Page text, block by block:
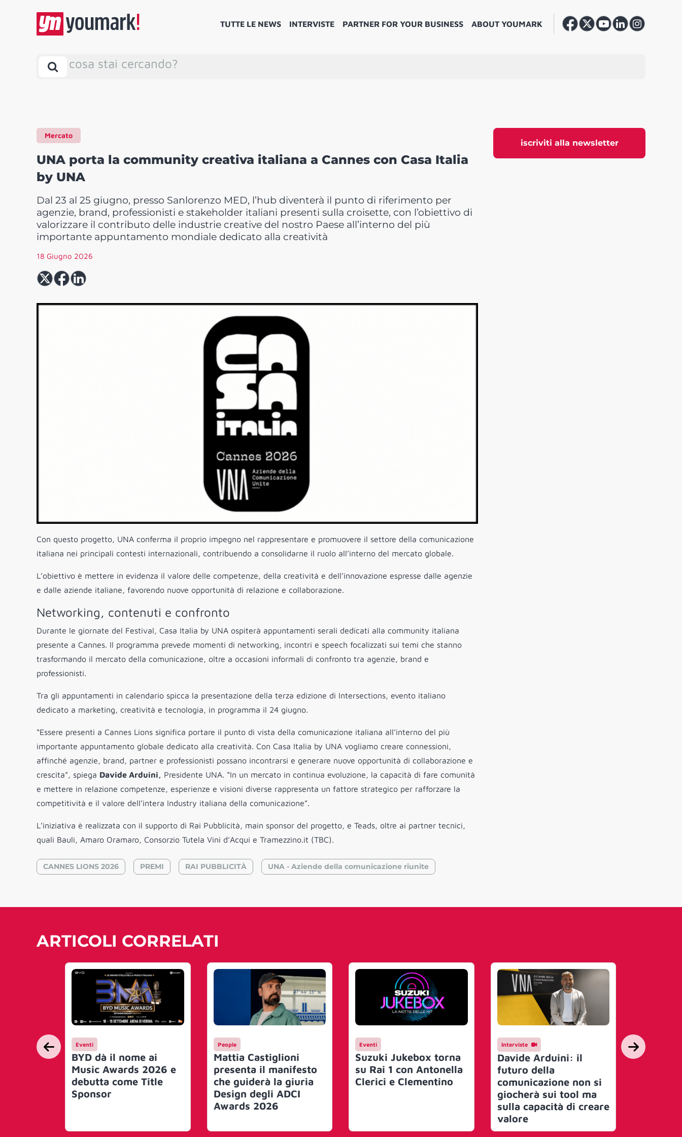
TUTTE LE NEWS INTERVISTE PARTNER FOR YOUR BUSINESS ABOUT YOUMARK
cosa stai cercando?
iscriviti alla newsletter
Mercato
UNA porta la community creativa italiana a Cannes con Casa Italia
by UNA
Dal 23 al 25 giugno, presso Sanlorenzo MED, l’hub diventerà il punto di riferimento per
agenzie, brand, professionisti e stakeholder italiani presenti sulla croisette, con l’obiettivo di
valorizzare il contributo delle industrie creative del nostro Paese all’interno del più
importante appuntamento mondiale dedicato alla creatività
18 Giugno 2026
Con questo progetto, UNA conferma il proprio impegno nel rappresentare e promuovere il settore della comunicazione
italiana nei principali contesti internazionali, contribuendo a consolidarne il ruolo all’interno del mercato globale.
L’obiettivo è mettere in evidenza il valore delle competenze, della creatività e dell’innovazione espresse dalle agenzie
e dalle aziende italiane, favorendo nuove opportunità di relazione e collaborazione.
Networking, contenuti e confronto
Durante le giornate del Festival, Casa Italia by UNA ospiterà appuntamenti serali dedicati alla community italiana
presente a Cannes. Il programma prevede momenti di networking, incontri e speech focalizzati sui temi che stanno
trasformando il mercato della comunicazione, oltre a occasioni informali di confronto tra agenzie, brand e
professionisti.
Tra gli appuntamenti in calendario spicca la presentazione della terza edizione di Intersections, evento italiano
dedicato a marketing, creatività e tecnologia, in programma il 24 giugno.
“Essere presenti a Cannes Lions significa portare il punto di vista della comunicazione italiana all’interno del più
importante appuntamento globale dedicato alla creatività. Con Casa Italia by UNA vogliamo creare connessioni,
affinché agenzie, brand, partner e professionisti possano incontrarsi e generare nuove opportunità di collaborazione e
crescita”, spiega Davide Arduini, Presidente UNA. “In un mercato in continua evoluzione, la capacità di fare comunità
e mettere in relazione competenze, esperienze e visioni diverse rappresenta un fattore strategico per rafforzare la
competitività e il valore dell’intera Industry italiana della comunicazione”.
L’iniziativa è realizzata con il supporto di Rai Pubblicità, main sponsor del progetto, e Teads, oltre ai partner tecnici,
quali Bauli, Amaro Oramaro, Consorzio Tutela Vini d’Acqui e Tramezzino.it (TBC).
CANNES LIONS 2026 PREMI RAI PUBBLICITÀ UNA - Aziende della comunicazione riunite
ARTICOLI CORRELATI
Eventi
BYD dà il nome ai
Music Awards 2026 e
debutta come Title
Sponsor
People
Mattia Castiglioni
presenta il manifesto
che guiderà la giuria
Design degli ADCI
Awards 2026
Eventi
Suzuki Jukebox torna
su Rai 1 con Antonella
Clerici e Clementino
Interviste
Davide Arduini: il
futuro della
comunicazione non si
giocherà sui tool ma
sulla capacità di creare
valore
Mercato
UNA